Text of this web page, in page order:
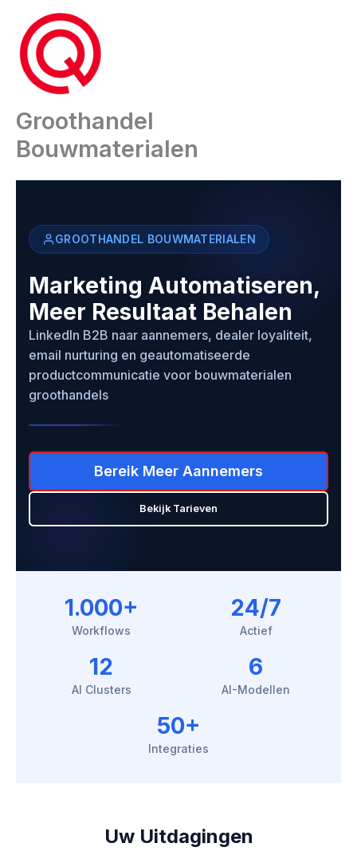
inhoud
Groothandel
Bouwmaterialen
GROOTHANDEL BOUWMATERIALEN
Marketing Automatiseren,
Meer Resultaat Behalen
LinkedIn B2B naar aannemers, dealer loyaliteit,
email nurturing en geautomatiseerde
productcommunicatie voor bouwmaterialen
groothandels
Bereik Meer Aannemers
Bekijk Tarieven
1.000+
Workflows
24/7
Actief
12
AI Clusters
6
AI-Modellen
50+
Integraties
Uw Uitdagingen